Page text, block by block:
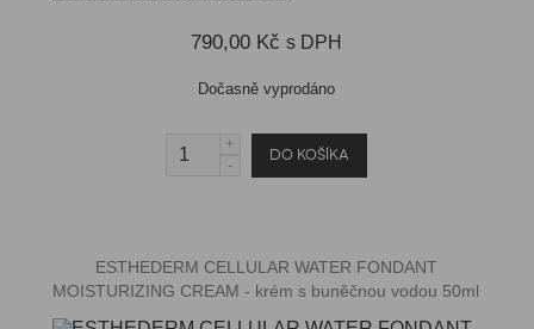
790,00 Kč s DPH
Dočasně vyprodáno
ESTHEDERM CELLULAR WATER FONDANT
MOISTURIZING CREAM - krém s buněčnou vodou 50ml